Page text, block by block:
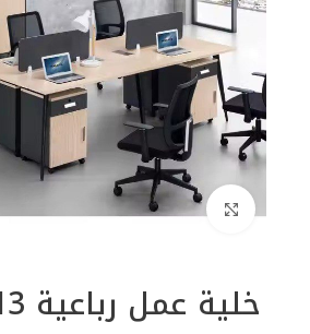
اضغط للتكبير
خلية عمل رباعية GL W 013